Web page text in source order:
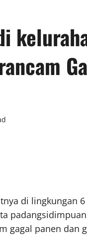
di lingkungan
gagal panen dan